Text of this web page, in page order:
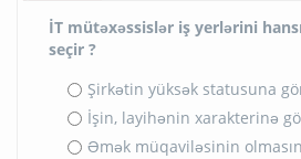
İT mütəxəssislər iş yerlərini
seçir ?
Şirkətin yüksək statusuna
İşin, layihənin xarakterinə
Əmək müqaviləsinin